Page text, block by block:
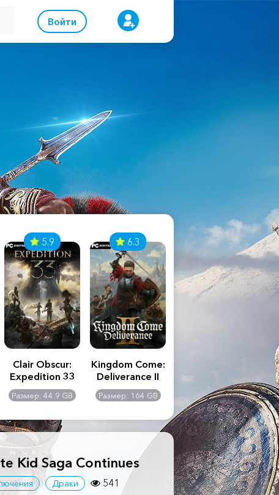
Войти
5.9
Clair Obscur:
Expedition 33
Размер: 44.9 GB
6.3
Kingdom Come:
Deliverance II
Размер: 164 GB
8.1
Remastered
Размер: 116 GB
Kid Saga Continues
Драки 541